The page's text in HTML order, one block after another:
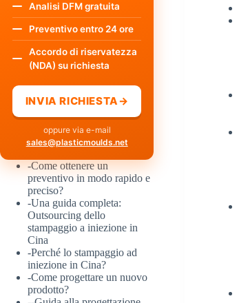
Analisi DFM gratuita
Preventivo entro 24 ore
Accordo di riservatezza
(NDA) su richiesta
INVIA RICHIESTA→
oppure via e-mail
sales@plasticmoulds.net
-Come ottenere un
preventivo in modo rapido e
preciso?
-Una guida completa:
Outsourcing dello
stampaggio a iniezione in
Cina
-Perché lo stampaggio ad
iniezione in Cina?
-Come progettare un nuovo
prodotto?